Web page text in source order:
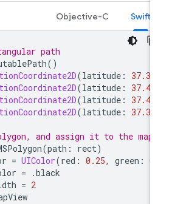
Swift
Objective-C
path
(latitude: 37.36
(latitude: 37.45
(latitude: 37.45
(latitude: 37.36
polygon, and assign it to the map.
GMSPolygon(path: rect
= UIColor( red : 0.25, green
= .black
mapView